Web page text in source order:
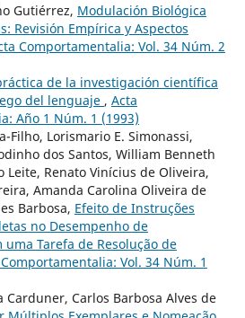
Gutiérrez, Modulación Biológica
Revisión Empírica y Aspectos
Comportamentalia: Vol. 34 Núm. 2
de la investigación científica
del lenguaje , Acta
Año 1 Núm. 1 (1993)
Filho, Lorismario E. Simonassi,
dos Santos, William Benneth
Leite, Renato Vinícius de Oliveira,
Amanda Carolina Oliveira de
Barbosa, Efeito de Instruções
no Desempenho de
Tarefa de Resolução de
Vol. 34 Núm. 1
Carduner, Carlos Barbosa Alves de